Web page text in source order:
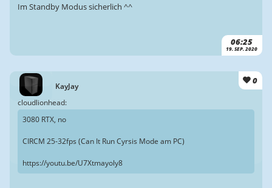
06:25
19. SEP. 2020
Im Standby Modus sicherlich ^^
KayJay
0
cloudlionhead:
3080 RTX, no
CIRCM 25-32fps (Can It Run Cyrsis Mode am PC)
https://youtu.be/U7Xtmayoly8